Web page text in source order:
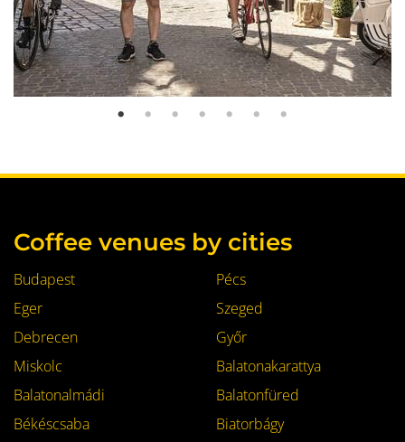
Coffee venues by cities
Budapest
Pécs
Eger
Szeged
Debrecen
Győr
Miskolc
Balatonakarattya
Balatonalmádi
Balatonfüred
Békéscsaba
Biatorbágy